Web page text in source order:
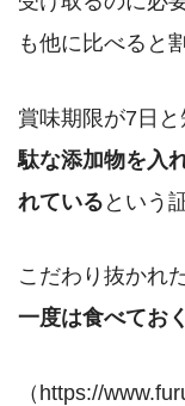
も他に比べると
賞味期限が7日
駄な添加物を入
れているという証
こだわり抜かれ
一度は食べてお
（https://